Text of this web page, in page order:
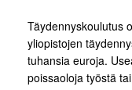
Täydennyskoulutus
yliopistojen
tuhansia euroja.
poissaoloja työstä